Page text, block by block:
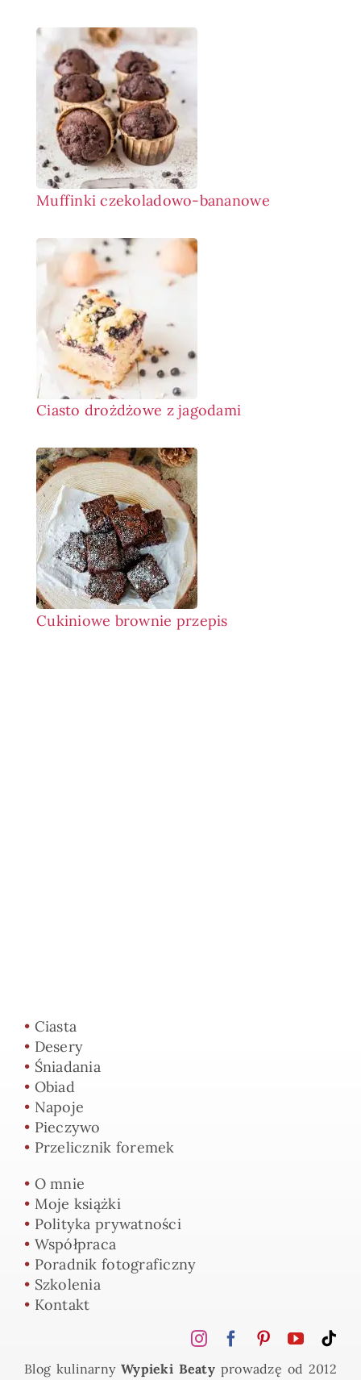
Muffinki czekoladowo-bananowe
Ciasto drożdżowe z jagodami
Cukiniowe brownie przepis
• Ciasta
• Desery
• Śniadania
• Obiad
• Napoje
• Pieczywo
• Przelicznik foremek
• O mnie
• Moje książki
• Polityka prywatności
• Współpraca
• Poradnik fotograficzny
• Szkolenia
• Kontakt
Blog kulinarny Wypieki Beaty prowadzę od 2012